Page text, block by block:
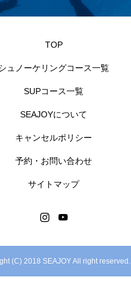
TOP
ュノーケリングコース一覧
SUPコース一覧
SEAJOYについて
キャンセルポリシー
予約・お問い合わせ
サイトマップ
(C) 2018 SEAJOY All right reserved.